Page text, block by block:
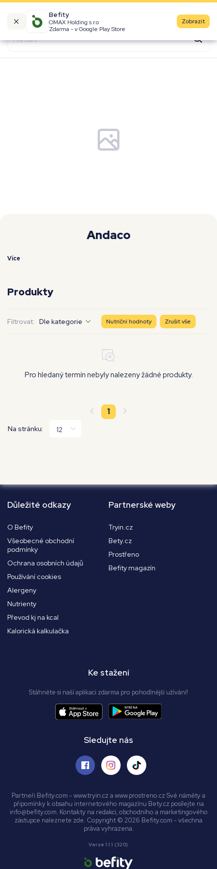
Befity
OMAX Holding s.r.o
Zdarma - v Google Play Store
Zobrazit
Kalorické tabulky
Andaco
Více
Produkty
Filtrovat: Dle kategorie Nutriční hodnoty Zrušit vše
Pro hledaný termín nebyly nalezeny žádné produkty.
1
Na stránku:
Důležité odkazy
O Befity
Všeobecné obchodní
podmínky
Ochrana osobních údajů
Používání cookies
Alergeny
Nutrienty
Převod kj na kcal
Kalorická kalkulačka
Partnerské weby
Tryin.cz
Bety.cz
Prostřeno
Befity magazín
Ke stažení
Stáhněte si naší aplikaci zdarma pro pohodlnější užívání!
Sledujte nás
Partneři Befity.com - www.tryin.cz a www.prostreno.cz Své náměty a
připomínky k obsahu internetového magazínu Bety.cz posílejte na
info@befity.com. Kontakty na redakci, obchodního a marketingového
zástupce naleznete zde. Copyright © 2026 Befity.com - všechna
práva vyhrazena.
Verze 1.1.1 (320)